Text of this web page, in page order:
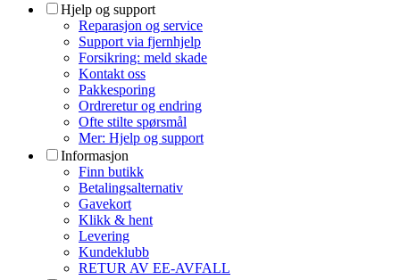
Hjelp og support
Reparasjon og service
Support via fjernhjelp
Forsikring: meld skade
Kontakt oss
Pakkesporing
Ordreretur og endring
Ofte stilte spørsmål
Mer: Hjelp og support
Informasjon
Finn butikk
Betalingsalternativ
Gavekort
Klikk & hent
Levering
Kundeklubb
RETUR AV EE-AVFALL